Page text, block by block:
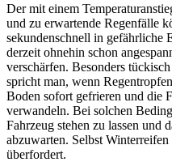
Der mit einem
und zu erwartende Regenfälle
sekundenschnell in gefährliche
derzeit ohnehin schon
verschärfen. Besonders
spricht man, wenn
Boden sofort gefrieren und die
verwandeln. Bei solchen
Fahrzeug stehen zu lassen und
abzuwarten. Selbst
überfordert.